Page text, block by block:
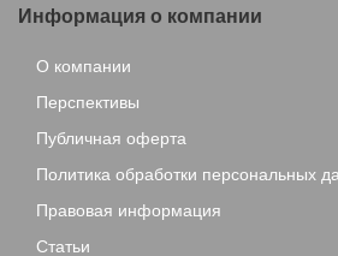
Информация о компании
О компании
Перспективы
Публичная оферта
Политика обработки персональных
Правовая информация
Статьи